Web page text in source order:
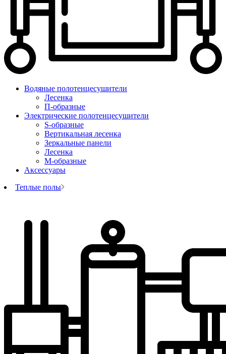
Водяные полотенцесушители
Лесенка
П-образные
Электрические полотенцесушители
S-образные
Вертикальная лесенка
Зеркальные панели
Лесенка
М-образные
Аксессуары
Теплые полы